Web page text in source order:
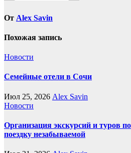
От Alex Savin
Похожая запись
Новости
Семейные отели в Сочи
Июл 25, 2026 Alex Savin
Новости
Организация экскурсий и туров
поездку незабываемой